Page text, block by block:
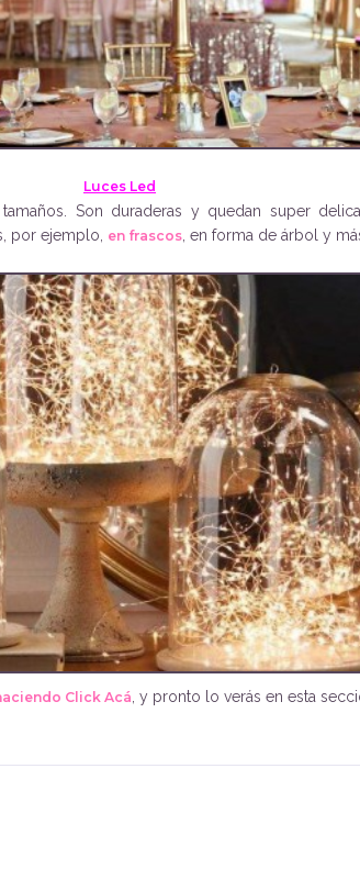
Luces Led
Son duraderas y quedan super
por ejemplo, en frascos , en forma de árbol y
Click Acá , y pronto lo verás en esta